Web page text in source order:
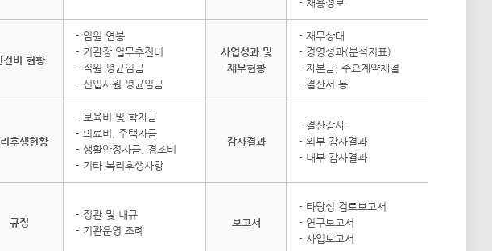
- 채용정보
건비 현황
- 임원 연봉
- 기관장 업무추진비
- 직원 평균임금
- 신입사원 평균임금
사업성과 및
재무현황
- 재무상태
- 경영성과(분석지표)
- 자본금, 주요계약체결
- 결산서 등
후생현황
- 보육비 및 학자금
- 의료비, 주택자금
- 생활안정자금, 경조비
- 기타 복리후생사항
감사결과
- 결산감사
- 외부 감사결과
- 내부 감사결과
규정
- 정관 및 내규
- 기관운영 조례
보고서
- 타당성 검토보고서
- 연구보고서
- 사업보고서